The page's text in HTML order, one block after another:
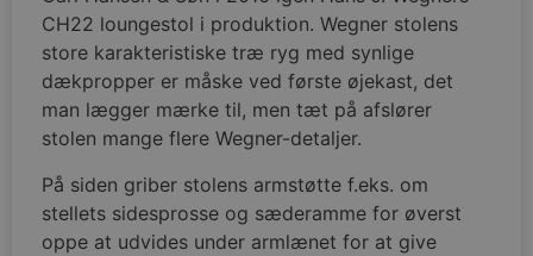
CH22 loungestol i produktion. Wegner stolens
store karakteristiske træ ryg med synlige
dækpropper er måske ved første øjekast, det
man lægger mærke til, men tæt på afslører
stolen mange flere Wegner-detaljer.
På siden griber stolens armstøtte f.eks. om
stellets sidesprosse og sæderamme for øverst
oppe at udvides under armlænet for at give
kernewebsfunktionalitet såsom bruger login og
kontostyring. Hjemmesiden kan ikke bruges
korrekt uden strengt nødvendige cookies.
Navn
Provider /
CookieScriptConsent